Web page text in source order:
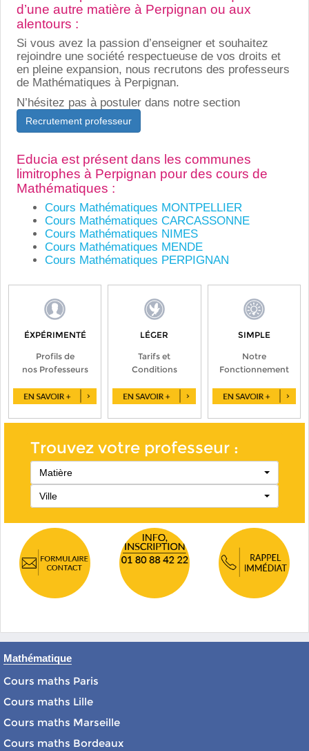
d’une autre matière à Perpignan ou aux
alentours :
Si vous avez la passion d’enseigner et souhaitez
rejoindre une société respectueuse de vos droits et
en pleine expansion, nous recrutons des professeurs
de Mathématiques à Perpignan.
N’hésitez pas à postuler dans notre section
Recrutement professeur
Educia est présent dans les communes
limitrophes à Perpignan pour des cours de
Mathématiques :
Cours Mathématiques MONTPELLIER
Cours Mathématiques CARCASSONNE
Cours Mathématiques NIMES
Cours Mathématiques MENDE
Cours Mathématiques PERPIGNAN
ÉXPÉRIMENTÉ
Profils de
nos Professeurs
LÉGER
Tarifs et
Conditions
SIMPLE
Notre
Fonctionnement
Trouvez votre professeur :
Matière
Ville
Mathématique
Cours maths Paris
Cours maths Lille
Cours maths Marseille
Cours maths Bordeaux